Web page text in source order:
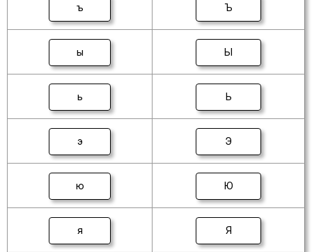
ъ Ъ
ы Ы
ь Ь
э Э
ю Ю
я Я